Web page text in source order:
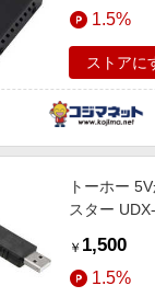
1.5%
ストアに
トーホー
スター
￥ 1,500
1.5%